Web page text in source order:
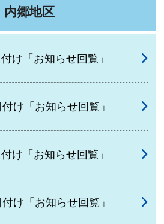
内郷地区
け「お知らせ回覧」
け「お知らせ回覧」
け「お知らせ回覧」
け「お知らせ回覧」